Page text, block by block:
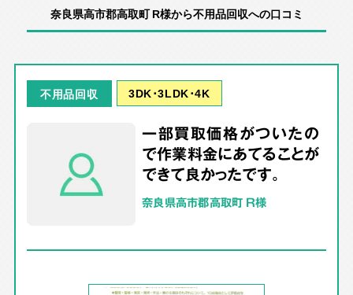
奈良県高市郡高取町 R様から不用品回収への口コミ
不用品回収 3DK･3LDK･4K
一部買取価格がついたの
で作業料金にあてることが
できて良かったです。
奈良県高市郡高取町 R様